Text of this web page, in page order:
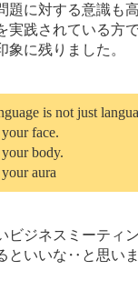
題に対する意識も
実践されている方
象に残りました。
is not just
face.
body.
aura
ビジネスミーティ
といいな‥と思い